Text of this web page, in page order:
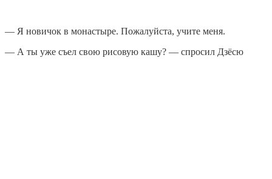
— Я новичок в монастыре. Пожалуйста, учите меня.
— А ты уже съел свою рисовую кашу? — спросил Дзёсю